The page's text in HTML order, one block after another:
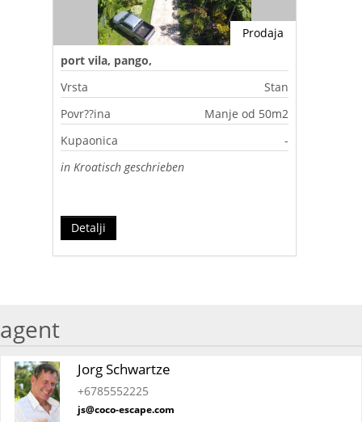
Prodaja
port vila, pango,
Vrsta
Stan
Povr??ina
Manje od 50m2
Kupaonica
-
in Kroatisch geschrieben
Detalji
agent
Jorg Schwartze
+6785552225
js@coco-escape.com